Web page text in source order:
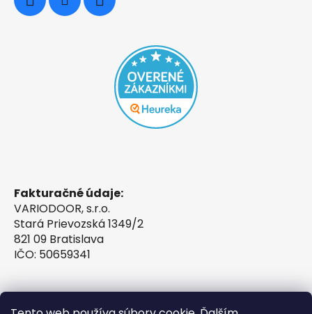
Fakturačné údaje:
VARIODOOR, s.r.o.
Stará Prievozská 1349/2
821 09 Bratislava
IČO: 50659341